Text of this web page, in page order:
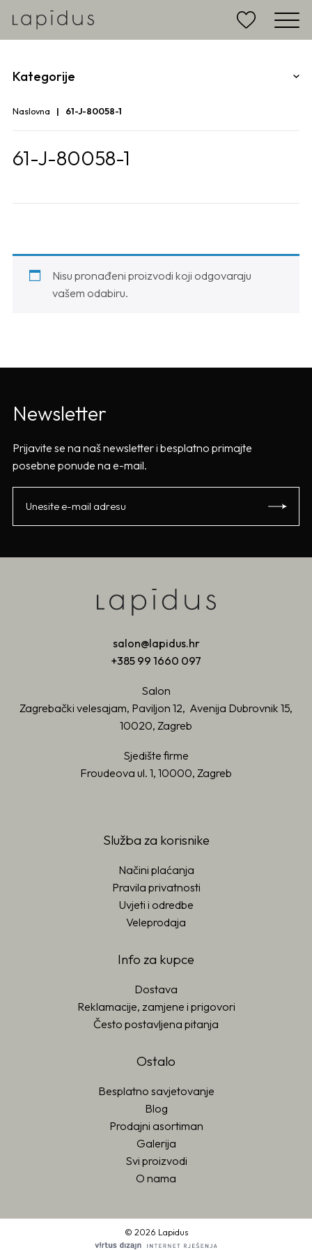
Kategorije
Naslovna 61-J-80058-1
61-J-80058-1
Nisu pronađeni proizvodi koji odgovaraju
vašem odabiru.
Newsletter
Prijavite se na naš newsletter i besplatno primajte
posebne ponude na e-mail.
salon@lapidus.hr
+385 99 1660 097
Salon
Zagrebački velesajam, Paviljon 12, Avenija Dubrovnik 15,
10020, Zagreb
Sjedište firme
Froudeova ul. 1, 10000, Zagreb
Služba za korisnike
Načini plaćanja
Pravila privatnosti
Uvjeti i odredbe
Veleprodaja
Info za kupce
Dostava
Reklamacije, zamjene i prigovori
Često postavljena pitanja
Ostalo
Besplatno savjetovanje
Blog
Prodajni asortiman
Galerija
Svi proizvodi
O nama
© 2026 Lapidus